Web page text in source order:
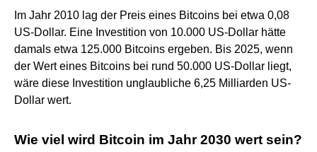
Im Jahr 2010 lag der Preis eines Bitcoins bei etwa 0,08
US-Dollar. Eine Investition von 10.000 US-Dollar hätte
damals etwa 125.000 Bitcoins ergeben. Bis 2025, wenn
der Wert eines Bitcoins bei rund 50.000 US-Dollar liegt,
wäre diese Investition unglaubliche 6,25 Milliarden US-
Dollar wert.
Wie viel wird Bitcoin im Jahr 2030 wert sein?